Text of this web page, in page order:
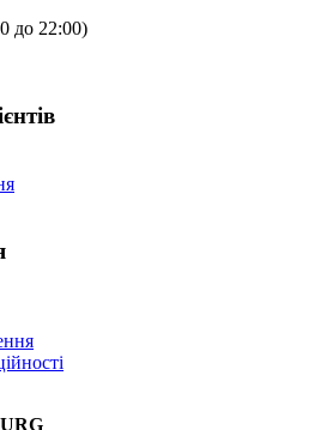
до 22:00)